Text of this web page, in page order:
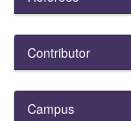
Contributor
Campus